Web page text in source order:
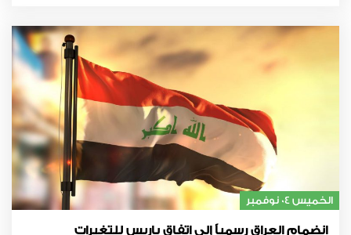
الخميس 04 نوفمبر
انضمام العراق رسمياً إلى اتفاق باريس للتغيرات